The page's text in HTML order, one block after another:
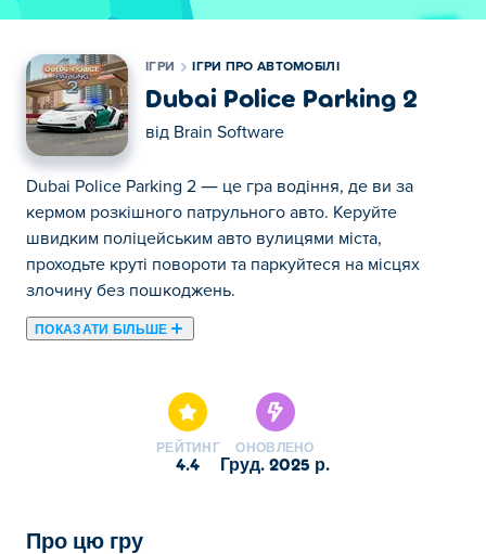
ІГРИ ІГРИ ПРО АВТОМОБІЛІ
Dubai Police Parking 2
від Brain Software
Dubai Police Parking 2 — це гра водіння, де ви за
кермом розкішного патрульного авто. Керуйте
швидким поліцейським авто вулицями міста,
проходьте круті повороти та паркуйтеся на місцях
злочину без пошкоджень.
ПОКАЗАТИ БІЛЬШЕ
РЕЙТИНГ
4.4
ОНОВЛЕНО
груд. 2025 р.
Про цю гру